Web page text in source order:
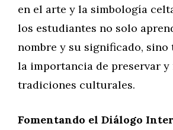
en el arte y la simbología
los estudiantes no solo
nombre y su significado, sino
la importancia de preservar y
tradiciones culturales.
Fomentando el Diálogo